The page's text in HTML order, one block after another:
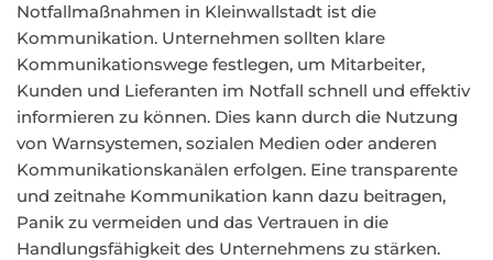
Notfallmaßnahmen in Kleinwallstadt ist die
Kommunikation. Unternehmen sollten klare
Kommunikationswege festlegen, um Mitarbeiter,
Kunden und Lieferanten im Notfall schnell und effektiv
informieren zu können. Dies kann durch die Nutzung
von Warnsystemen, sozialen Medien oder anderen
Kommunikationskanälen erfolgen. Eine transparente
und zeitnahe Kommunikation kann dazu beitragen,
Panik zu vermeiden und das Vertrauen in die
Handlungsfähigkeit des Unternehmens zu stärken.